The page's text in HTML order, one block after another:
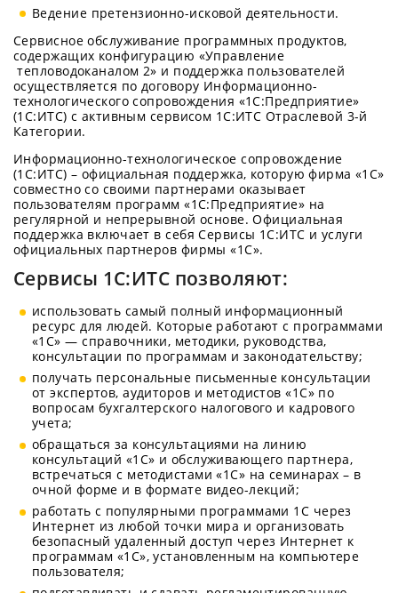
Ведение претензионно-исковой деятельности.
Сервисное обслуживание программных продуктов,
содержащих конфигурацию «Управление
тепловодоканалом 2» и поддержка пользователей
осуществляется по договору Информационно-
технологического сопровождения «1С:Предприятие»
(1С:ИТС) с активным сервисом 1С:ИТС Отраслевой 3-й
Категории.
Информационно-технологическое сопровождение
(1С:ИТС) – официальная поддержка, которую фирма «1С»
совместно со своими партнерами оказывает
пользователям программ «1С:Предприятие» на
регулярной и непрерывной основе. Официальная
поддержка включает в себя Сервисы 1С:ИТС и услуги
официальных партнеров фирмы «1С».
Сервисы 1С:ИТС позволяют:
использовать самый полный информационный
ресурс для людей. Которые работают с программами
«1С» — справочники, методики, руководства,
консультации по программам и законодательству;
получать персональные письменные консультации
от экспертов, аудиторов и методистов «1С» по
вопросам бухгалтерского налогового и кадрового
учета;
обращаться за консультациями на линию
консультаций «1С» и обслуживающего партнера,
встречаться с методистами «1С» на семинарах – в
очной форме и в формате видео-лекций;
работать с популярными программами 1С через
Интернет из любой точки мира и организовать
безопасный удаленный доступ через Интернет к
программам «1С», установленным на компьютере
пользователя;